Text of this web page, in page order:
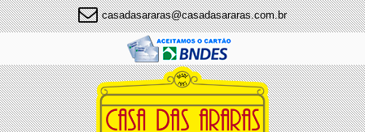
casadasararas@casadasararas.com.br